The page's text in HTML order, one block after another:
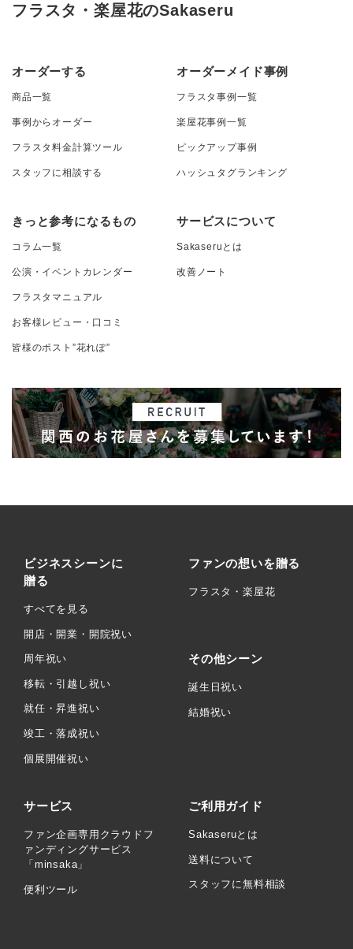
フラスタ・楽屋花のSakaseru
オーダーする
商品一覧
事例からオーダー
フラスタ料金計算ツール
スタッフに相談する
オーダーメイド事例
フラスタ事例一覧
楽屋花事例一覧
ピックアップ事例
ハッシュタグランキング
きっと参考になるもの
コラム一覧
公演・イベントカレンダー
フラスタマニュアル
お客様レビュー・口コミ
皆様のポスト”花れぽ”
サービスについて
Sakaseruとは
改善ノート
ビジネスシーンに
贈る
すべてを見る
開店・開業・開院祝い
周年祝い
移転・引越し祝い
就任・昇進祝い
竣工・落成祝い
個展開催祝い
ファンの想いを贈る
フラスタ・楽屋花
その他シーン
誕生日祝い
結婚祝い
サービス
ファン企画専用クラウドフ
ァンディングサービス
「minsaka」
便利ツール
ご利用ガイド
Sakaseruとは
送料について
スタッフに無料相談